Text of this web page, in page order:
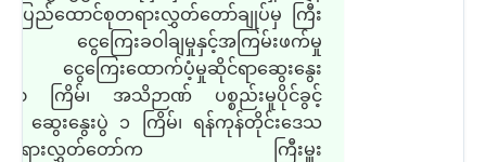
ြည်ထောင်စုတရားလွှတ်တော်ချုပ်မှ ကြီး
ြီး ငွေကြေးခဝါချမှုနှင့်အကြမ်းဖက်မှု
ေကြေးထောက်ပံ့မှုဆိုင်ရာဆွေးနွေး
၀ ကြိမ်၊ အသိဉာဏ် ပစ္စည်းမူပိုင်ခွင့်
ာ ဆွေးနွေးပွဲ ၁ ကြိမ်၊ ရန်ကုန်တိုင်းဒေသ
းတရားလွှတ်တော်က ကြီးမှူး